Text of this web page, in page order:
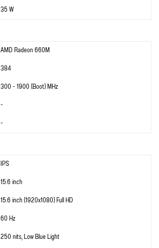
35 W
AMD Radeon 660M
384
300 - 1900 (Boot) MHz
-
-
IPS
15.6 inch
15.6 inch (1920x1080) Full HD
60 Hz
250 nits, Low Blue Light